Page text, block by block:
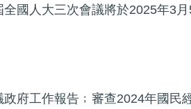
國人大三次會議將於2025年3
府工作報告﹔審查2024年國民